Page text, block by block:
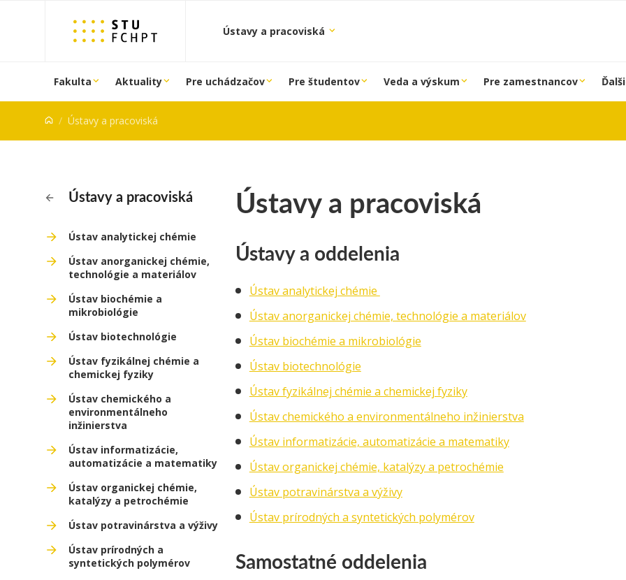
Ústavy a pracoviská
Fakulta Aktuality Pre uchádzačov Pre študentov Veda a výskum Pre zamestnancov
Ústavy a pracoviská
Ústavy a pracoviská
Ústav analytickej chémie
Ústav anorganickej chémie,
technológie a materiálov
Ústav biochémie a
mikrobiológie
Ústav biotechnológie
Ústav fyzikálnej chémie a
chemickej fyziky
Ústav chemického a
environmentálneho
inžinierstva
Ústav informatizácie,
automatizácie a matematiky
Ústav organickej chémie,
katalýzy a petrochémie
Ústav potravinárstva a výživy
Ústav prírodných a
syntetických polymérov
Ústavy a pracoviská
Ústavy a oddelenia
Ústav analytickej chémie
Ústav anorganickej chémie, technológie a materiálov
Ústav biochémie a mikrobiológie
Ústav biotechnológie
Ústav fyzikálnej chémie a chemickej fyziky
Ústav chemického a environmentálneho inžinierstva
Ústav informatizácie, automatizácie a matematiky
Ústav organickej chémie, katalýzy a petrochémie
Ústav potravinárstva a výživy
Ústav prírodných a syntetických polymérov
Samostatné oddelenia